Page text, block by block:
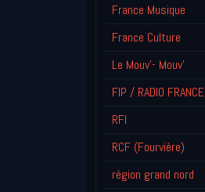
France Musique
France Culture
Le Mouv'- Mouv'
FIP / RADIO FRANCE
RFI
RCF (Fourvière)
région grand nord